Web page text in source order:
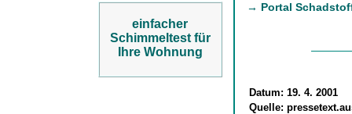
einfacher
Schimmeltest für
Ihre Wohnung
→ Portal
Datum: 19. 4. 2001
Quelle: